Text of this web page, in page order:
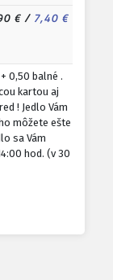
€/ 7,40 €
0,50 balné .
kartou aj
! Jedlo Vám
môžete ešte
sa Vám
hod. (v 30